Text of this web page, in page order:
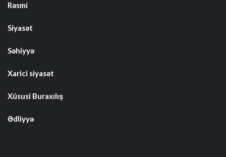
Rəsmi
Siyasət
Səhiyyə
Xarici siyasət
Xüsusi Buraxılış
Ədliyyə